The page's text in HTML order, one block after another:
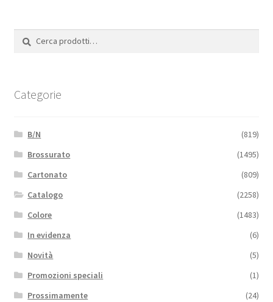
Categorie
B/N
(819)
Brossurato
(1495)
Cartonato
(809)
Catalogo
(2258)
Colore
(1483)
In evidenza
(6)
Novità
(5)
Promozioni speciali
(1)
Prossimamente
(24)